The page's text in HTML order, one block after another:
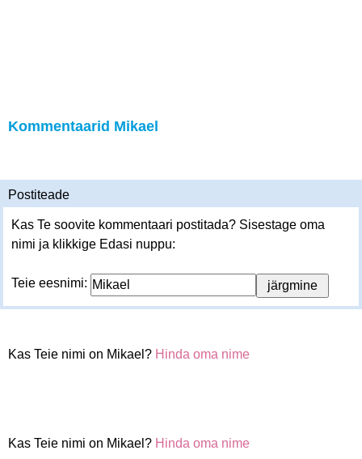
Kommentaarid Mikael
Postiteade
Kas Te soovite kommentaari postitada? Sisestage oma
nimi ja klikkige Edasi nuppu:
Teie eesnimi:
Kas Teie nimi on Mikael? Hinda oma nime
Kas Teie nimi on Mikael? Hinda oma nime